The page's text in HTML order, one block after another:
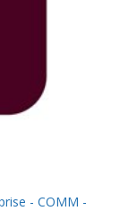
- COMM -